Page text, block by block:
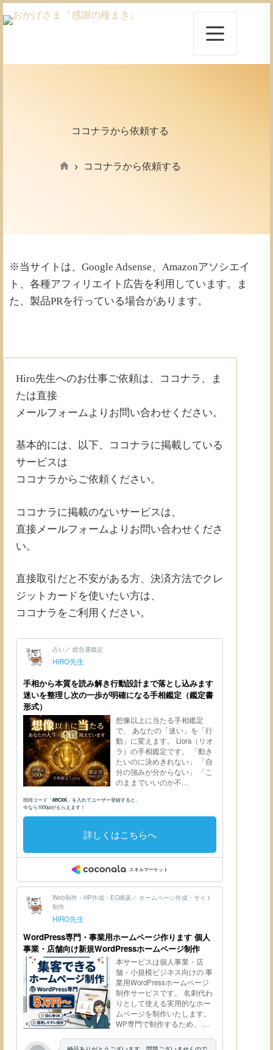
ン
ココナラから依頼する
ココナラから依頼する
※当サイトは、Google Adsense、Amazonアソシエイ
ト、各種アフィリエイト広告を利用しています。ま
た、製品PRを行っている場合があります。
Hiro先生へのお仕事ご依頼は、ココナラ、ま
たは直接
メールフォームよりお問い合わせください。
基本的には、以下、ココナラに掲載している
サービスは
ココナラからご依頼ください。
ココナラに掲載のないサービスは、
直接メールフォームよりお問い合わせくださ
い。
直接取引だと不安がある方、決済方法でクレ
ジットカードを使いたい方は、
ココナラをご利用ください。